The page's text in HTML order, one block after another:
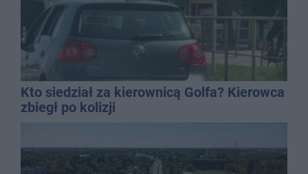
Kto siedział za kierownicą Golfa? Kierowca
zbiegł po kolizji